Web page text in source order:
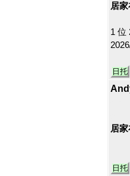
居
1 位
日托
居
日托